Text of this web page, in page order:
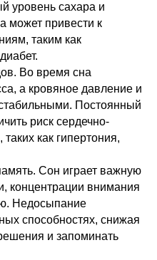
уровень сахара и
может привести к
таким как
Во время сна
а кровяное давление и
Постоянный
риск сердечно-
как гипертония,
Сон играет важную
концентрации внимания
Недосыпание
способностях, снижая
и запоминать